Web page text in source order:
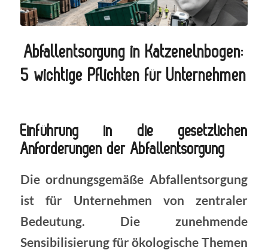
Abfallentsorgung in Katzenelnbogen:
5 wichtige Pflichten für Unternehmen
Einführung in die gesetzlichen
Anforderungen der Abfallentsorgung
Die ordnungsgemäße Abfallentsorgung
ist für Unternehmen von zentraler
Bedeutung. Die zunehmende
Sensibilisierung für ökologische Themen